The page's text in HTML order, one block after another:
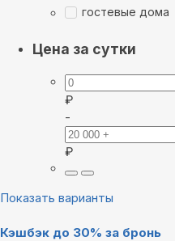
гостевые дома
Цена за сутки
₽
-
₽
Показать варианты
Кэшбэк до 30% за бронь